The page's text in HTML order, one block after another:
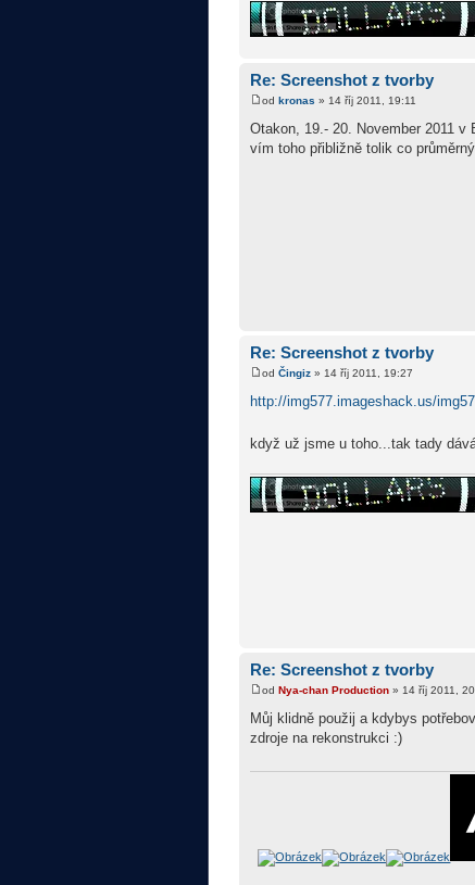
Re: Screenshot z tvorby
od kronas » 14 říj 2011, 19:11
Otakon, 19.- 20. November 2011
vím toho přibližně tolik co
Re: Screenshot z tvorby
od Čingiz » 14 říj 2011, 19:27
http://img577.imageshack.us/
když už jsme u toho...tak tady
Re: Screenshot z tvorby
od Nya-chan Production » 14 říj 2011,
Můj klidně použij a kdybys
zdroje na rekonstrukci :)